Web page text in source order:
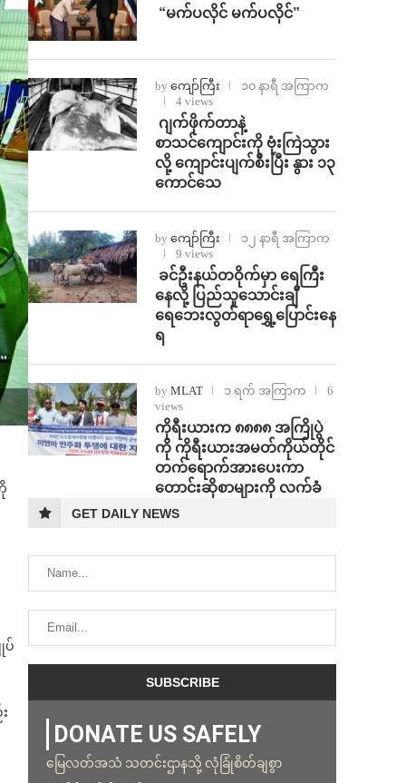
ပ်
⁨ ⁨“မက်ပလိုင် မက်ပလိုင်”
by ကျော်ကြီး
၁၀ နာရီ အကြာက
4 views
⁨⁩ ⁨ဂျက်ဖိုက်တာနဲ့
စာသင်ကျောင်းကို ဗုံးကြဲသွား
လို့ ကျောင်းပျက်စီးပြီး နွား ၁၃
ကောင်သေ
by ကျော်ကြီး
၁၂ နာရီ အကြာက
9 views
⁩ ⁨ခင်ဦးနယ်တဝိုက်မှာ ရေကြီး
နေလို့ ပြည်သူသောင်းချီ
ရေဘေးလွတ်ရာရွှေ့ပြောင်းနေ
ရ
by MLAT ၁ ရက် အကြာက
6
views
ကိုရီးယားက ၈၈၈၈ အကြိုပွဲ
ကို ကိုရီးယားအမတ်ကိုယ်တိုင်
တက်ရောက်အားပေးကာ
တောင်းဆိုစာများကို လက်ခံ
GET DAILY NEWS
DONATE US SAFELY
မြေလတ်အသံ သတင်းဌာနသို့ လုံခြုံစိတ်ချစွာ